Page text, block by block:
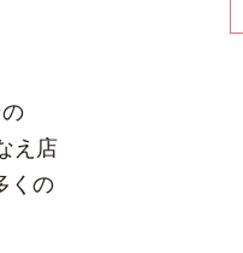
え店
くの